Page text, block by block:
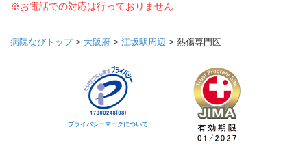
※お電話での対応は行っておりません
病院なびトップ> 大阪府 > 江坂駅周辺 > 熱傷専門医
プライバシーマークについて